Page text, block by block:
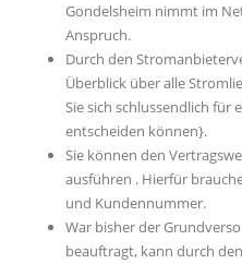
Gondelsheim nimmt im
Anspruch.
Durch den
Überblick über alle
Sie sich schlussendlich für
entscheiden können}.
Sie können den
ausführen . Hierfür
und Kundennummer.
War bisher der
beauftragt, kann durch